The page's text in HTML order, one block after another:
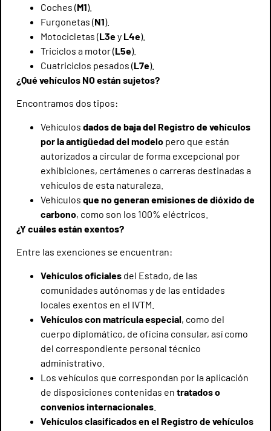
Coches (M1).
Furgonetas (N1).
Motocicletas (L3ey L4e).
Triciclos a motor (L5e).
Cuatriciclos pesados (L7e).
¿Qué vehículos NO están sujetos?
Encontramos dos tipos:
Vehículos dados de baja del Registro de vehículos
por la antigüedad del modelo pero que están
autorizados a circular de forma excepcional por
exhibiciones, certámenes o carreras destinadas a
vehículos de esta naturaleza.
Vehículos que no generan emisiones de dióxido de
carbono, como son los 100% eléctricos.
¿Y cuáles están exentos?
Entre las exenciones se encuentran:
Vehículos oficiales del Estado, de las
comunidades autónomas y de las entidades
locales exentos en el IVTM.
Vehículos con matrícula especial, como del
cuerpo diplomático, de oficina consular, así como
del correspondiente personal técnico
administrativo.
Los vehículos que correspondan por la aplicación
de disposiciones contenidas en tratados o
convenios internacionales
Vehículos clasificados en el Registro de vehículos